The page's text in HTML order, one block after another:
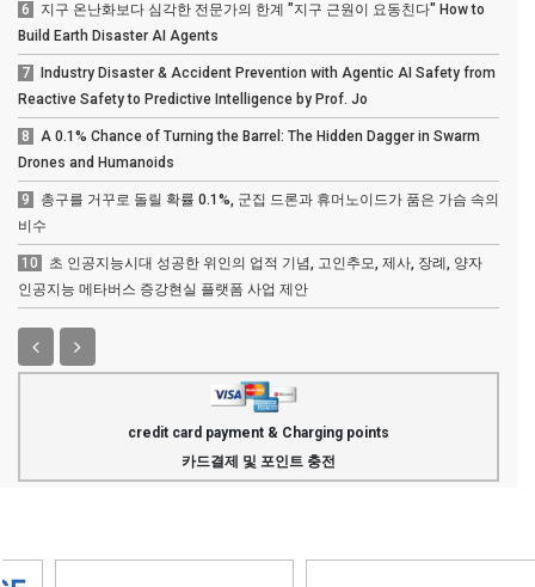
6
지구 온난화보다 심각한 전문가의 한계 "지구 근원이 요동친다" How to
Build Earth Disaster AI Agents
7
Industry Disaster & Accident Prevention with Agentic AI Safety from
Reactive Safety to Predictive Intelligence by Prof. Jo
8
A 0.1% Chance of Turning the Barrel: The Hidden Dagger in Swarm
Drones and Humanoids
9
총구를 거꾸로 돌릴 확률 0.1%, 군집 드론과 휴머노이드가 품은 가슴 속의
비수
10
초 인공지능시대 성공한 위인의 업적 기념, 고인추모, 제사, 장례, 양자
인공지능 메타버스 증강현실 플랫폼 사업 제안
credit card payment & Charging points
카드결제 및 포인트 충전